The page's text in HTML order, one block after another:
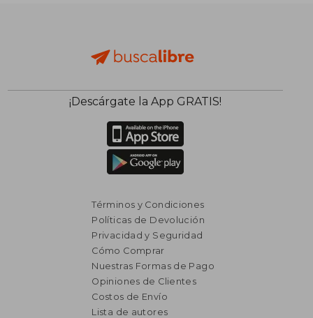
¡Descárgate la App GRATIS!
Términos y Condiciones
Políticas de Devolución
Privacidad y Seguridad
Cómo Comprar
Nuestras Formas de Pago
Opiniones de Clientes
Costos de Envío
Lista de autores